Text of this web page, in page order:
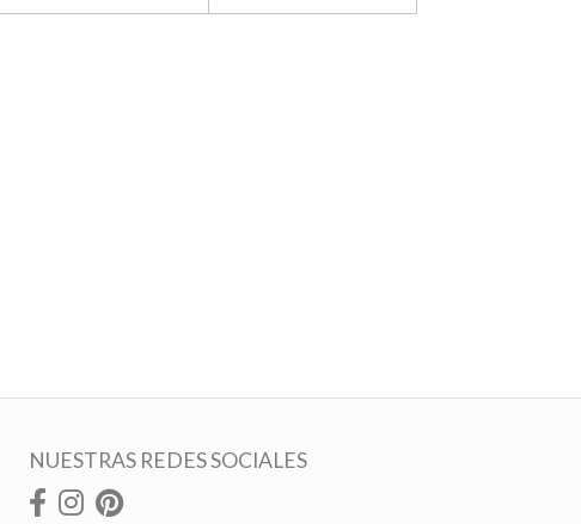
NUESTRAS REDES SOCIALES